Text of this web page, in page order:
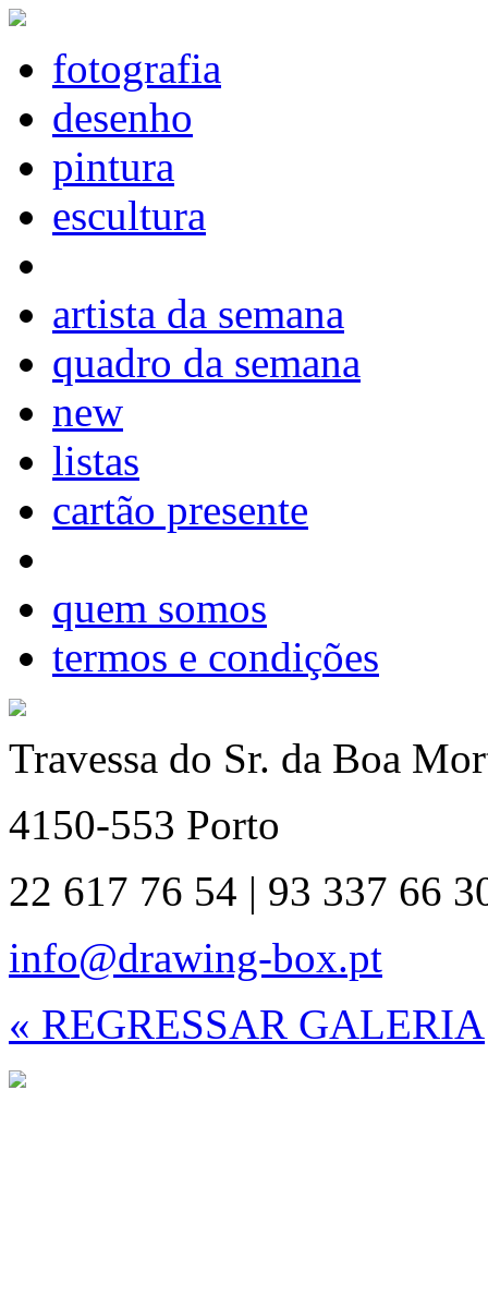
fotografia
desenho
pintura
escultura
artista da semana
quadro da semana
new
listas
cartão presente
quem somos
termos e condições
Travessa do Sr. da Boa
4150-553 Porto
22 617 76 54 | 93 337 66
info@drawing-box.pt
« REGRESSAR GALERIA